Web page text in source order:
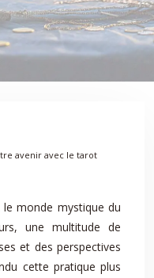
avenir avec le tarot
le monde mystique du
une multitude de
et des perspectives
cette pratique plus